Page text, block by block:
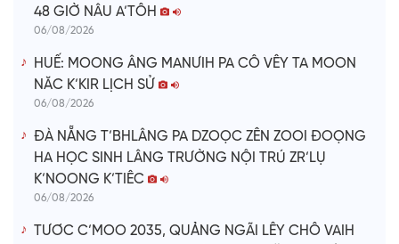
48 GIỜ NÂU A’TÔH
06/08/2026
HUẾ: MOONG ÂNG MANƯIH PA CÔ VÊY TA MOON
NĂC K’KIR LỊCH SỬ
06/08/2026
ĐÀ NẴNG T’BHLÂNG PA DZOỌC ZÊN ZOOI ĐOỌNG
HA HỌC SINH LÂNG TRƯỜNG NỘI TRÚ ZR’LỤ
K’NOONG K’TIÊC
06/08/2026
TƯƠC C’MOO 2035, QUẢNG NGÃI LÊY CHÔ VAIH